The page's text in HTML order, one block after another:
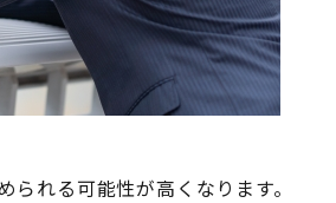
れる可能性が高くなります。